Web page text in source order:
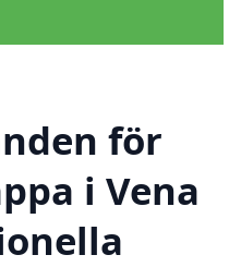
för
i Vena